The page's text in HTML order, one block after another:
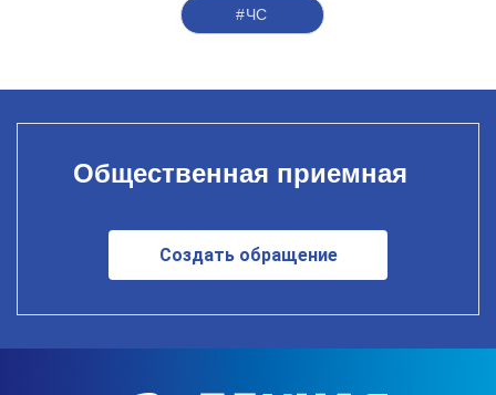
#ЧС
Общественная приемная
Создать обращение